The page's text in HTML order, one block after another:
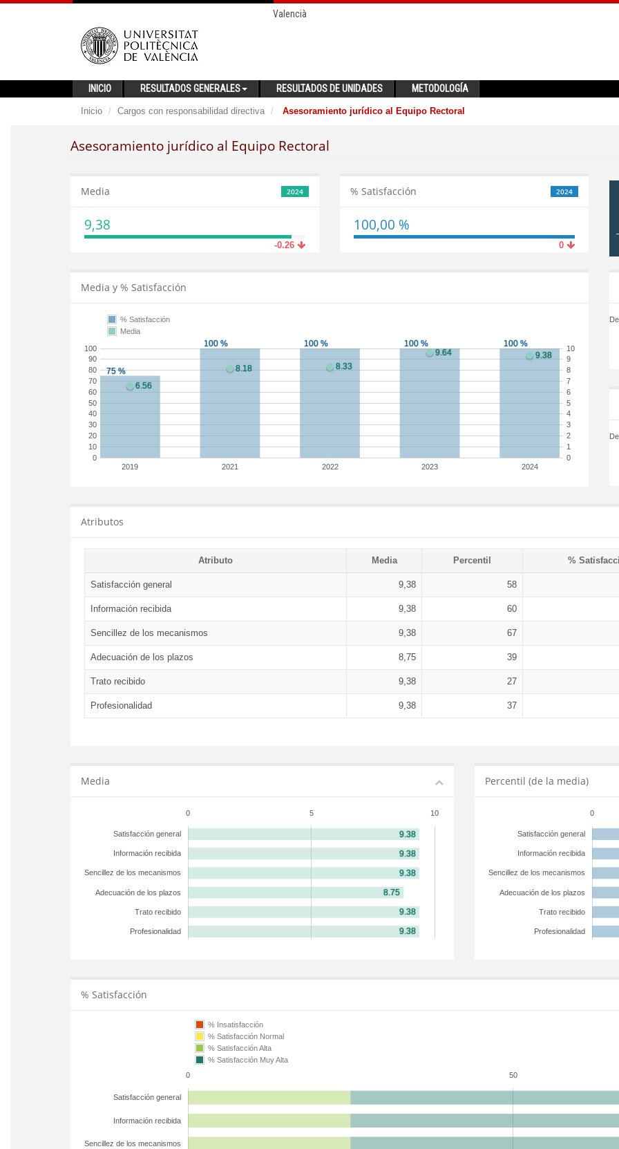
Valencià
INICIO RESULTADOS GENERALES RESULTADOS DE UNIDADES METODOLOGÍA
Inicio Cargos con responsabilidad directiva Asesoramiento jurídico al Equipo Rectoral
Asesoramiento jurídico al Equipo Rectoral
2024
Media
9,38
-0.26
2024
% Satisfacción
100,00 %
0
Media y % Satisfacción
2019 2021 2022 2023 2024
0
10
20
30
40
50
60
70
80
90
100
0
1
2
3
4
5
6
7
8
9
10
% Satisfacción
Media
Atributos
Atributo Media Percentil %
Satisfacción general 9,38 58
Información recibida 9,38 60
Sencillez de los mecanismos 9,38 67
Adecuación de los plazos 8,75 39
Trato recibido 9,38 27
Profesionalidad 9,38 37
Media
0 5 10
Satisfacción general
Información recibida
Sencillez de los mecanismos
Adecuación de los plazos
Trato recibido
Profesionalidad
Percentil (de la media)
0
Satisfacción general
Información recibida
Sencillez de los mecanismos
Adecuación de los plazos
Trato recibido
Profesionalidad
% Satisfacción
0 50
Satisfacción general
Información recibida
Sencillez de los mecanismos
% Insatisfacción
% Satisfacción Normal
% Satisfacción Alta
% Satisfacción Muy Alta